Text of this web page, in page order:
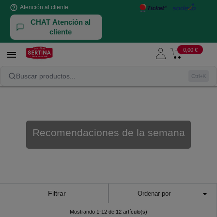
help_outline Atención al cliente
CHAT Atención al
cliente
 0,00 €
Buscar productos... Ctrl+K
Recomendaciones de la semana
Recomendaciones de la semana
Filtrar Ordenar por 
Mostrando 1-12 de 12 artículo(s)